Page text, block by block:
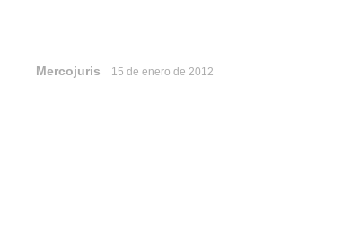
Mercojuris 15 de enero de 2012